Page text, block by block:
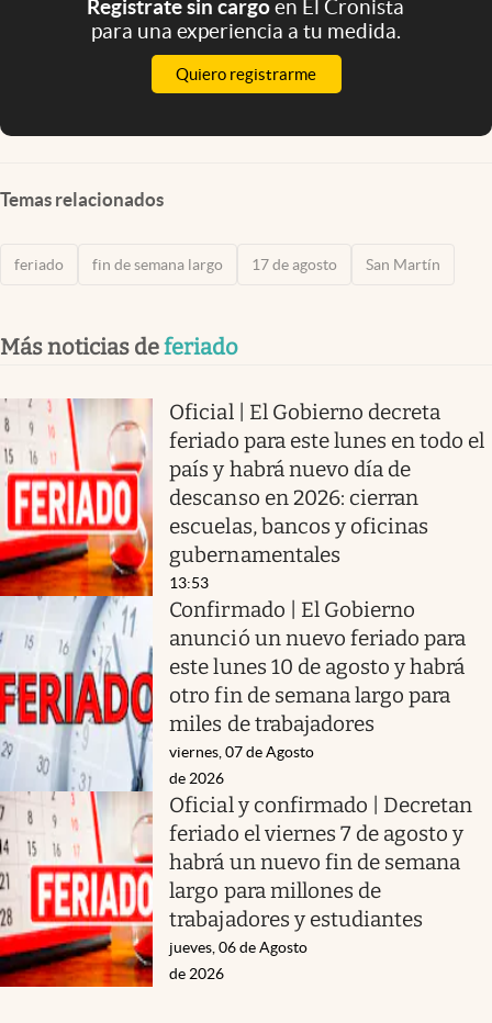
Registrate sin cargoen El Cronista
para una experiencia a tu medida.
Quiero registrarme
Temas relacionados
feriado fin de semana largo 17 de agosto San Martín
Más noticias deferiado
Oficial | El Gobierno decreta
feriado para este lunes en todo el
país y habrá nuevo día de
descanso en 2026: cierran
escuelas, bancos y oficinas
gubernamentales
13:53
Confirmado | El Gobierno
anunció un nuevo feriado para
este lunes 10 de agosto y habrá
otro fin de semana largo para
miles de trabajadores
viernes, 07 de Agosto
de 2026
Oficial y confirmado | Decretan
feriado el viernes 7 de agosto y
habrá un nuevo fin de semana
largo para millones de
trabajadores y estudiantes
jueves, 06 de Agosto
de 2026